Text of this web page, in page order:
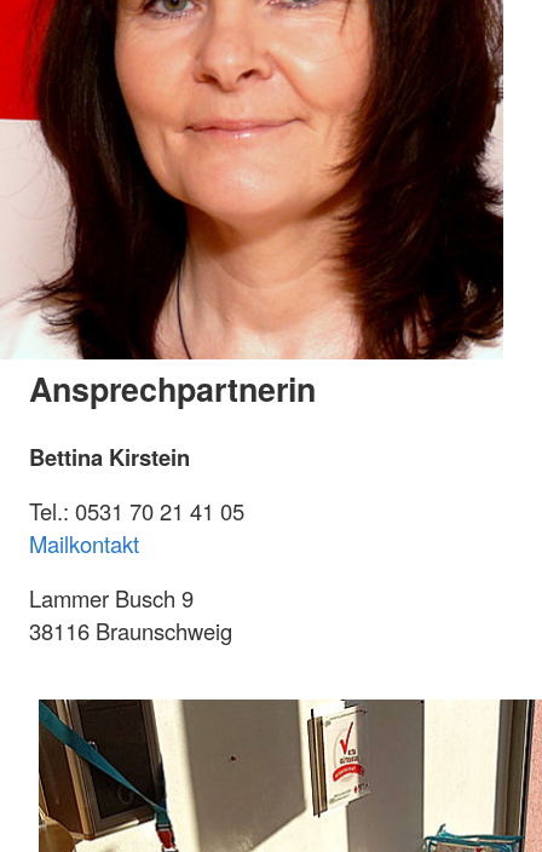
Ansprechpartnerin
Bettina Kirstein
Tel.: 0531 70 21 41 05
Mailkontakt
Lammer Busch 9
38116 Braunschweig